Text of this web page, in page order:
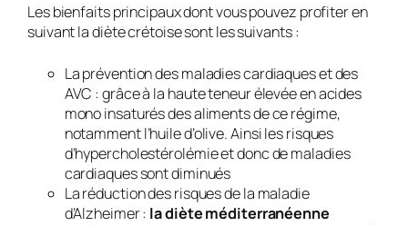
Les bienfaits principaux dont vous pouvez profiter en
suivant la diète crétoise sont les suivants :
La prévention des maladies cardiaques et des
AVC : grâce à la haute teneur élevée en acides
mono insaturés des aliments de ce régime,
notamment l’huile d’olive. Ainsi les risques
d’hypercholestérolémie et donc de maladies
cardiaques sont diminués
La réduction des risques de la maladie
d’Alzheimer : la diète méditerranéenne